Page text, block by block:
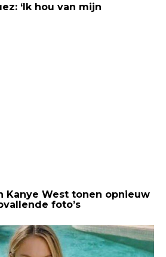
‘Ik hou van mijn
Kanye West tonen opnieuw
foto’s